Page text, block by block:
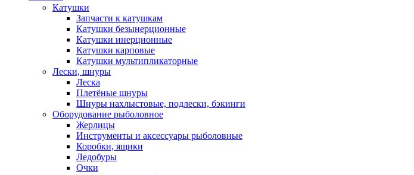
Катушки
Запчасти к катушкам
Катушки безынерционные
Катушки инерционные
Катушки карповые
Катушки мультипликаторные
Лески, шнуры
Леска
Плетёные шнуры
Шнуры нахлыстовые, подлески, бэкинги
Оборудование рыболовное
Жерлицы
Инструменты и аксессуары рыболовные
Коробки, ящики
Ледобуры
Очки